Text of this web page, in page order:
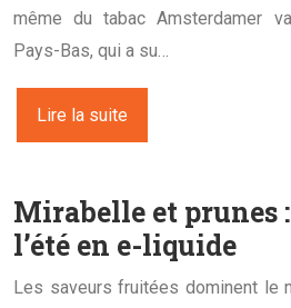
même du tabac Amsterdamer
Pays-Bas, qui a su…
Lire la suite
Mirabelle et prunes
l’été en e-liquide
Les saveurs fruitées dominent le